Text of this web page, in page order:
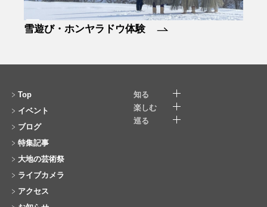
十日町小唄体験
Top
イベント
ブログ
特集記事
大地の芸術祭
ライブカメラ
アクセス
知る
楽しむ
巡る